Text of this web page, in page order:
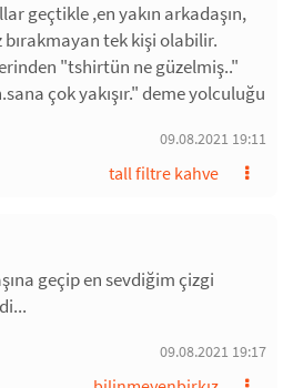
geçtikle ,en yakın arkadaşın,
bırakmayan tek kişi olabilir.
"tshirtün ne güzelmiş.."
çok yakışır." deme yolculuğu
09.08.2021 19:11
tall filtre kahve
geçip en sevdiğim çizgi
09.08.2021 19:17